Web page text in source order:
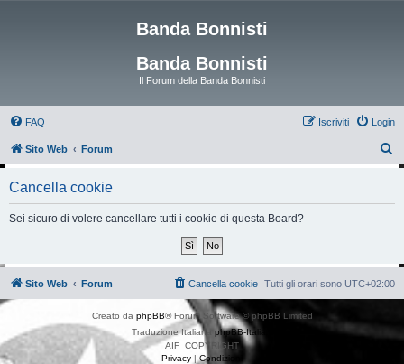
Banda Bonnisti
Banda Bonnisti
Il Forum della Banda Bonnisti
FAQ Login
Iscriviti
Sito Web Forum
Cancella cookie
Sei sicuro di volere cancellare tutti i cookie di questa Board?
Sito Web Forum Tutti gli orari sono UTC+02:00
Cancella cookie
Creato da phpBB® Forum Software © phpBB Limited
Traduzione Italiana phpBB-Italia.it
AIF_COPYRIGHT
Privacy | Condizioni